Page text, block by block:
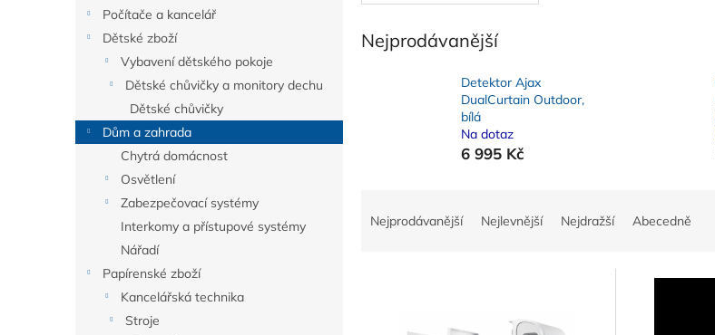
Počítače a kancelář
Dětské zboží
Vybavení dětského pokoje
Dětské chůvičky a monitory dechu
Dětské chůvičky
Dům a zahrada
Chytrá domácnost
Osvětlení
Zabezpečovací systémy
Interkomy a přístupové systémy
Nářadí
Papírenské zboží
Kancelářská technika
Stroje
Nejprodávanější
Detektor Ajax
DualCurtain Outdoor,
bílá
Na dotaz
6 995 Kč
Nejprodávanější Nejlevnější Nejdražší Abecedně